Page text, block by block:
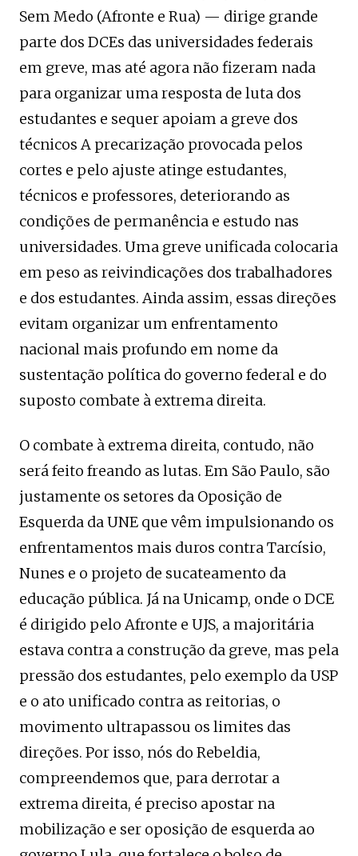
Sem Medo (Afronte e Rua) — dirige grande
parte dos DCEs das universidades federais
em greve, mas até agora não fizeram nada
para organizar uma resposta de luta dos
estudantes e sequer apoiam a greve dos
técnicos A precarização provocada pelos
cortes e pelo ajuste atinge estudantes,
técnicos e professores, deteriorando as
condições de permanência e estudo nas
universidades. Uma greve unificada colocaria
em peso as reivindicações dos trabalhadores
e dos estudantes. Ainda assim, essas direções
evitam organizar um enfrentamento
nacional mais profundo em nome da
sustentação política do governo federal e do
suposto combate à extrema direita.
O combate à extrema direita, contudo, não
será feito freando as lutas. Em São Paulo, são
justamente os setores da Oposição de
Esquerda da UNE que vêm impulsionando os
enfrentamentos mais duros contra Tarcísio,
Nunes e o projeto de sucateamento da
educação pública. Já na Unicamp, onde o DCE
é dirigido pelo Afronte e UJS, a majoritária
estava contra a construção da greve, mas pela
pressão dos estudantes, pelo exemplo da USP
e o ato unificado contra as reitorias, o
movimento ultrapassou os limites das
direções. Por isso, nós do Rebeldia,
compreendemos que, para derrotar a
extrema direita, é preciso apostar na
mobilização e ser oposição de esquerda ao